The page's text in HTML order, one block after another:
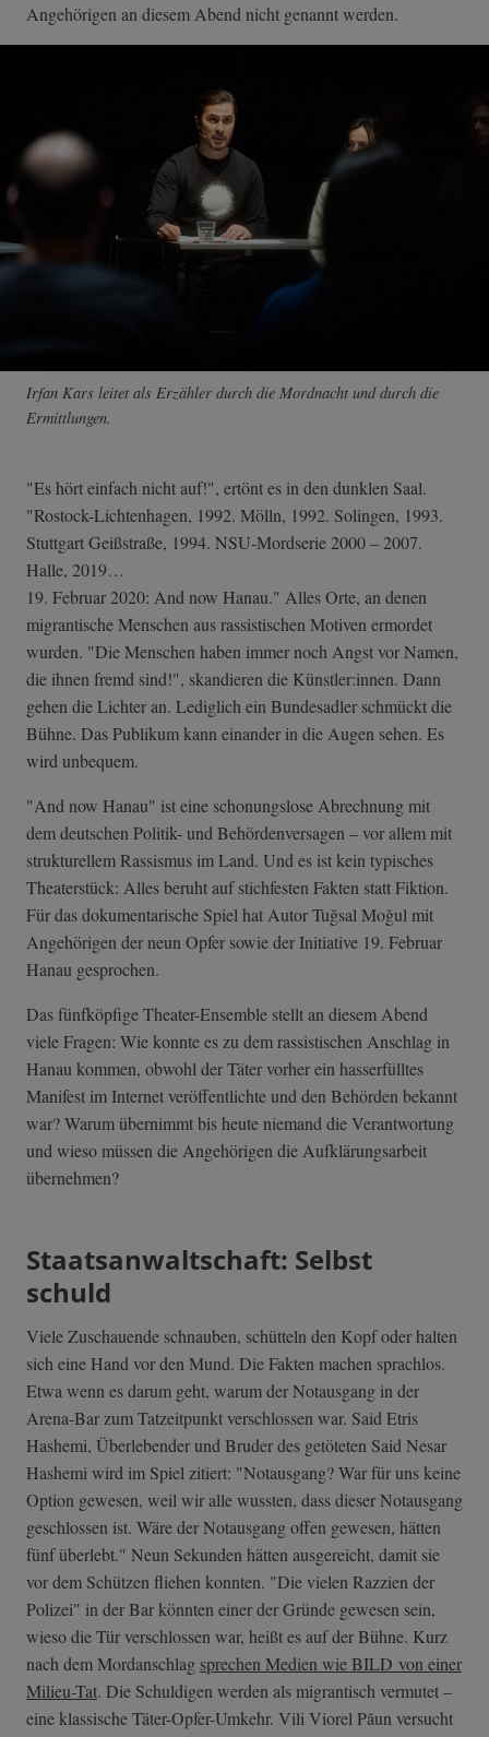
Angehörigen an diesem Abend nicht genannt werden.
Irfan Kars leitet als Erzähler durch die Mordnacht und durch die
Ermittlungen.
"Es hört einfach nicht auf!", ertönt es in den dunklen Saal.
"Rostock-Lichtenhagen, 1992. Mölln, 1992. Solingen, 1993.
Stuttgart Geißstraße, 1994. NSU-Mordserie 2000 – 2007.
Halle, 2019…
19. Februar 2020: And now Hanau." Alles Orte, an denen
migrantische Menschen aus rassistischen Motiven ermordet
wurden. "Die Menschen haben immer noch Angst vor Namen,
die ihnen fremd sind!", skandieren die Künstler:innen. Dann
gehen die Lichter an. Lediglich ein Bundesadler schmückt die
Bühne. Das Publikum kann einander in die Augen sehen. Es
wird unbequem.
"And now Hanau" ist eine schonungslose Abrechnung mit
dem deutschen Politik- und Behördenversagen – vor allem mit
strukturellem Rassismus im Land. Und es ist kein typisches
Theaterstück: Alles beruht auf stichfesten Fakten statt Fiktion.
Für das dokumentarische Spiel hat Autor Tuğsal Moğul mit
Angehörigen der neun Opfer sowie der Initiative 19. Februar
Hanau gesprochen.
Das fünfköpfige Theater-Ensemble stellt an diesem Abend
viele Fragen: Wie konnte es zu dem rassistischen Anschlag in
Hanau kommen, obwohl der Täter vorher ein hasserfülltes
Manifest im Internet veröffentlichte und den Behörden bekannt
war? Warum übernimmt bis heute niemand die Verantwortung
und wieso müssen die Angehörigen die Aufklärungsarbeit
übernehmen?
Staatsanwaltschaft: Selbst
schuld
Viele Zuschauende schnauben, schütteln den Kopf oder halten
sich eine Hand vor den Mund. Die Fakten machen sprachlos.
Etwa wenn es darum geht, warum der Notausgang in der
Arena-Bar zum Tatzeitpunkt verschlossen war. Said Etris
Hashemi, Überlebender und Bruder des getöteten Said Nesar
Hashemi wird im Spiel zitiert: "Notausgang? War für uns keine
Option gewesen, weil wir alle wussten, dass dieser Notausgang
geschlossen ist. Wäre der Notausgang offen gewesen, hätten
fünf überlebt." Neun Sekunden hätten ausgereicht, damit sie
vor dem Schützen fliehen konnten. "Die vielen Razzien der
Polizei" in der Bar könnten einer der Gründe gewesen sein,
wieso die Tür verschlossen war, heißt es auf der Bühne. Kurz
nach dem Mordanschlag sprechen Medien wie BILD von einer
Milieu-Tat. Die Schuldigen werden als migrantisch vermutet –
eine klassische Täter-Opfer-Umkehr. Vili Viorel Păun versucht